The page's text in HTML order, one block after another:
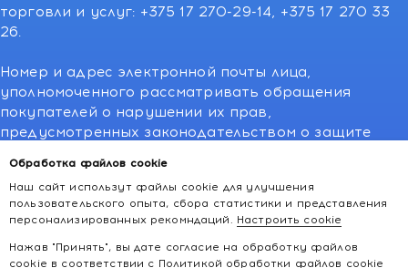
Обработка файлов cookie
Наш сайт использут файлы cookie для улучшения
пользовательского опыта, сбора статистики и представления
персонализированных рекомндаций. Настроить cookie
Нажав "Принять", вы дате согласие на обработку файлов
cookie в соответствии с Политикой обработки файлов cookie
торговли и услуг: +375 17 270-29-14, +375 17 270 33
26.
Номер и адрес электронной почты лица,
уполномоченного рассматривать обращения
покупателей о нарушении их прав,
предусмотренных законодательством о защите
операторов), info@kakvapteke.by